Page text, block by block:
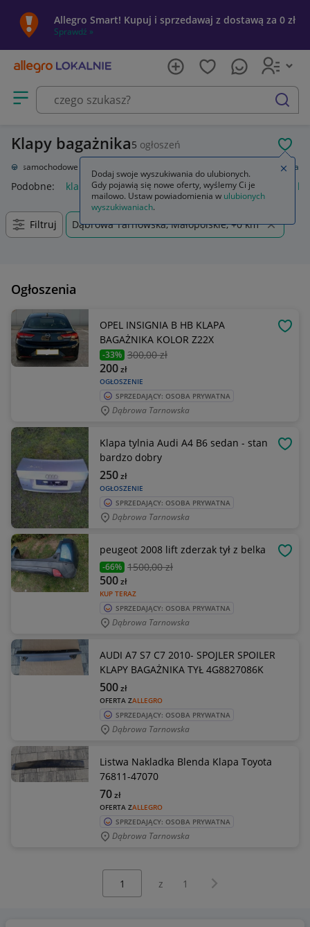
Allegro Smart! Kupuj i sprzedawaj z dostawą za 0 zł
Sprawdź »
Otwórz menu z kategoriami
szukaj
Klapy bagażnika5 ogłoszeń
samochodowe Klapy bagażnika
Podobne: klapy bagażnika automatyczne otwieranie klapy
Filtruj Dąbrowa Tarnowska, Małopolskie, +0 km
Ogłoszenia
OPEL INSIGNIA B HB KLAPA
BAGAŻNIKA KOLOR Z22X
-33% 300,00 zł
OGŁOSZENIE
200zł
SPRZEDAJĄCY: OSOBA PRYWATNA
Dąbrowa Tarnowska
Klapa tylnia Audi A4 B6 sedan - stan
bardzo dobry
OGŁOSZENIE
250zł
SPRZEDAJĄCY: OSOBA PRYWATNA
Dąbrowa Tarnowska
peugeot 2008 lift zderzak tył z belka
-66% 1500,00 zł
KUP TERAZ
500zł
SPRZEDAJĄCY: OSOBA PRYWATNA
Dąbrowa Tarnowska
AUDI A7 S7 C7 2010- SPOJLER SPOILER
KLAPY BAGAŻNIKA TYŁ 4G8827086K
OFERTA ZALLEGRO
500zł
SPRZEDAJĄCY: OSOBA PRYWATNA
Dąbrowa Tarnowska
Listwa Nakladka Blenda Klapa Toyota
76811-47070
OFERTA ZALLEGRO
70zł
SPRZEDAJĄCY: OSOBA PRYWATNA
Dąbrowa Tarnowska
z 1 Następna strona
Dodaj swoje wyszukiwania do ulubionych.
Gdy pojawią się nowe oferty, wyślemy Ci je
mailowo. Ustaw powiadomienia w ulubionych
wyszukiwaniach.